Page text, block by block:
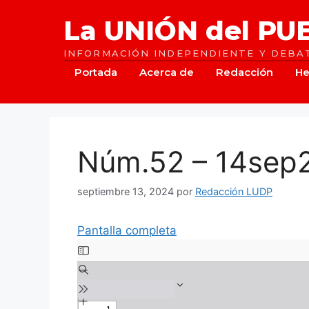
La UNIÓN del
INFORMACIÓN INDEPENDIENTE Y
Portada Acerca de Redacción
Núm.52 –
septiembre 13, 2024 por Redacción LUDP
Pantalla completa
Saltar
al
contenido
del